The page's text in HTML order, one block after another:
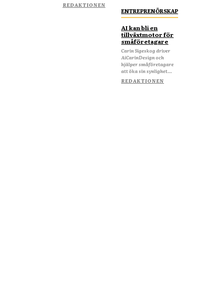
REDAKTIONEN
ENTREPRENÖRSKAP
AI kan bli en
tillväxtmotor för
småföretagare
Carin Sigeskog driver
AiCarinDesign och
hjälper småföretagare
att öka sin synlighet...
REDAKTIONEN